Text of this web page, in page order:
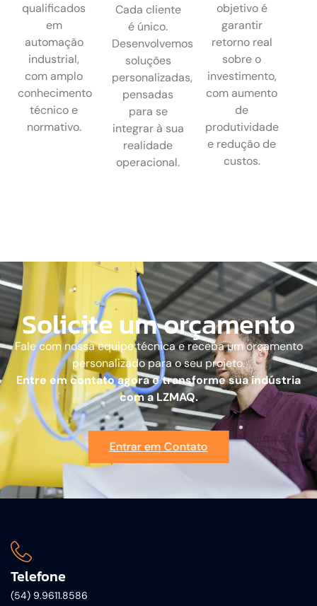
qualificados
em
automação
industrial,
com amplo
conhecimento
técnico e
normativo.
Cada cliente
é único.
Desenvolvemos
soluções
personalizadas,
pensadas
para se
integrar à sua
realidade
operacional.
objetivo é
garantir
retorno real
sobre o
investimento,
com aumento
de
produtividade
e redução de
custos.
Solicite um orçamento
Fale com nossa equipe técnica e receba um orçamento
personalizado para o seu projeto.
Entre em contato agora e transforme sua indústria
com a LZMAQ.
Entrar em Contato
Telefone
(54) 9.9611.8586